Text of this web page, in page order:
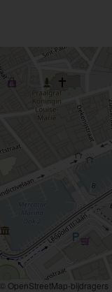
© OpenStreetMap-bijdragers